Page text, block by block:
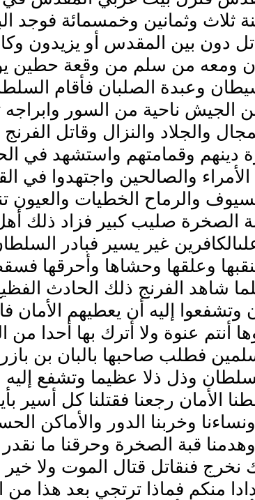
ثلاث وثمانين وخمسمائة فوجد
دون بين المقدس أو يزيدون
ومعه من سلم من وقعة حطين
وعبدة الصلبان فأقام
الجيش ناحية من السور وابراجه
والجلاد والنزال وقاتل الفرنج
دينهم وقمامتهم واستشهد في
والصالحين واجتهدوا في
والرماح الخطيات والعيون
الصخرة صليب كبير فزاد ذلك
غير يسير فبادر
وعلقها وحشاها وأحرقها
شاهد الفرنج ذلك الحادث
وتشفعوا إليه أن يعطيهم الأمان
أنتم عنوة ولا أترك بها أحدا من
فطلب صاحبها بالبان بن
وذل ذلا عظيما وتشفع إليه
الأمان رجعنا فقتلنا كل أسير
ونساءنا وخربنا الدور والأماكن
وهدمنا قبة الصخرة وحرقنا ما
نخرج فنقاتل قتال الموت ولا
منكم فماذا ترتجي بعد هذا